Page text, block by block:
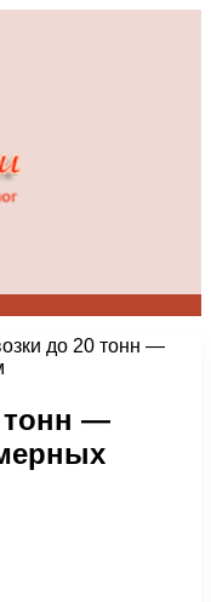
до 20 тонн —
тонн —